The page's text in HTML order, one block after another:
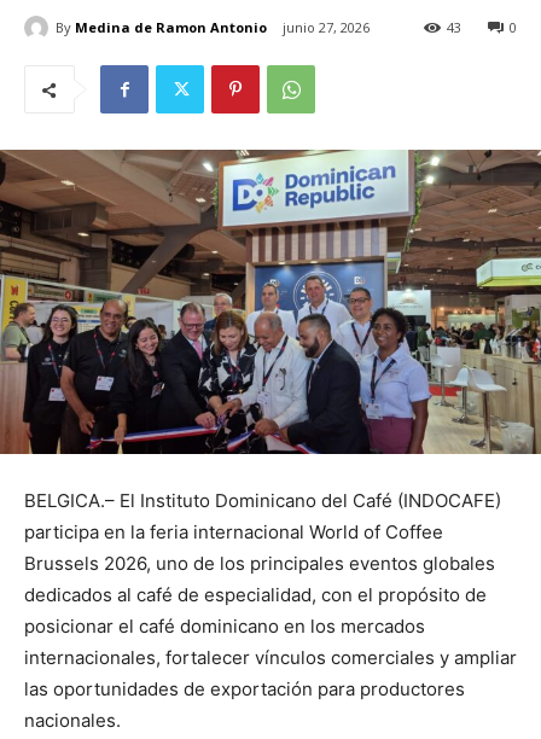
By Medina de Ramon Antonio junio 27, 2026 0
43
BELGICA.– El Instituto Dominicano del Café (INDOCAFE)
participa en la feria internacional World of Coffee
Brussels 2026, uno de los principales eventos globales
dedicados al café de especialidad, con el propósito de
posicionar el café dominicano en los mercados
internacionales, fortalecer vínculos comerciales y ampliar
las oportunidades de exportación para productores
nacionales.